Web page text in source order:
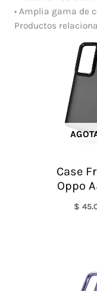
• Amplia gama de
Productos
Case
Oppo
$